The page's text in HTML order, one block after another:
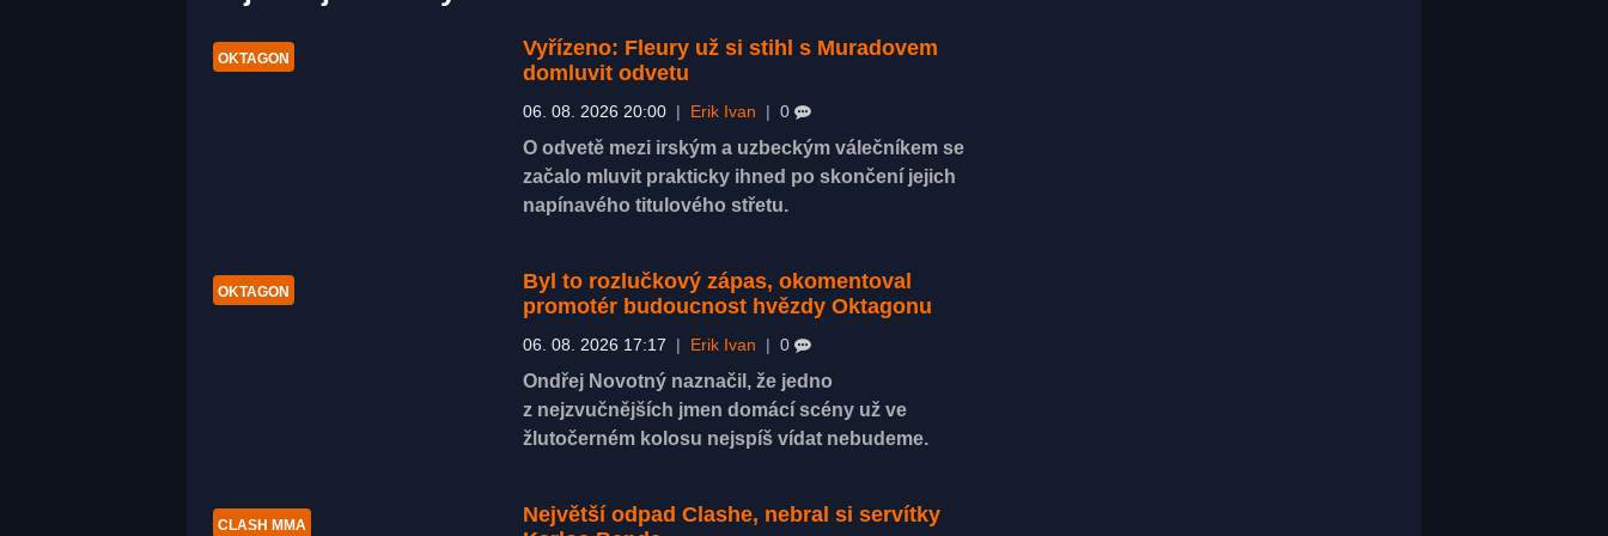
OKTAGON
Vyřízeno: Fleury už si stihl s Muradovem
domluvit odvetu
06. 08. 2026 20:00 | Erik Ivan | 0
O odvetě mezi irským a uzbeckým válečníkem se
začalo mluvit prakticky ihned po skončení jejich
napínavého titulového střetu.
OKTAGON
Byl to rozlučkový zápas, okomentoval
promotér budoucnost hvězdy Oktagonu
06. 08. 2026 17:17 | Erik Ivan | 0
Ondřej Novotný naznačil, že jedno
z nejzvučnějších jmen domácí scény už ve
žlutočerném kolosu nejspíš vídat nebudeme.
CLASH MMA
Největší odpad Clashe, nebral si servítky